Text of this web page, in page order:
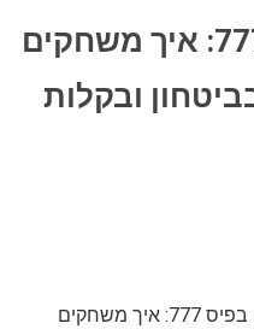
מדריך מעשי לפיס 777: איך משחקים
גלה צעד אחר צעד איך משתתפים בפיס 777: איך משחקים